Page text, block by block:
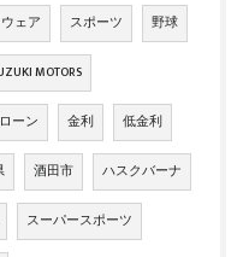
ェア スポーツ 野球
MOTORS
ローン 金利 低金利
酒田市 ハスクバーナ
スーパースポーツ